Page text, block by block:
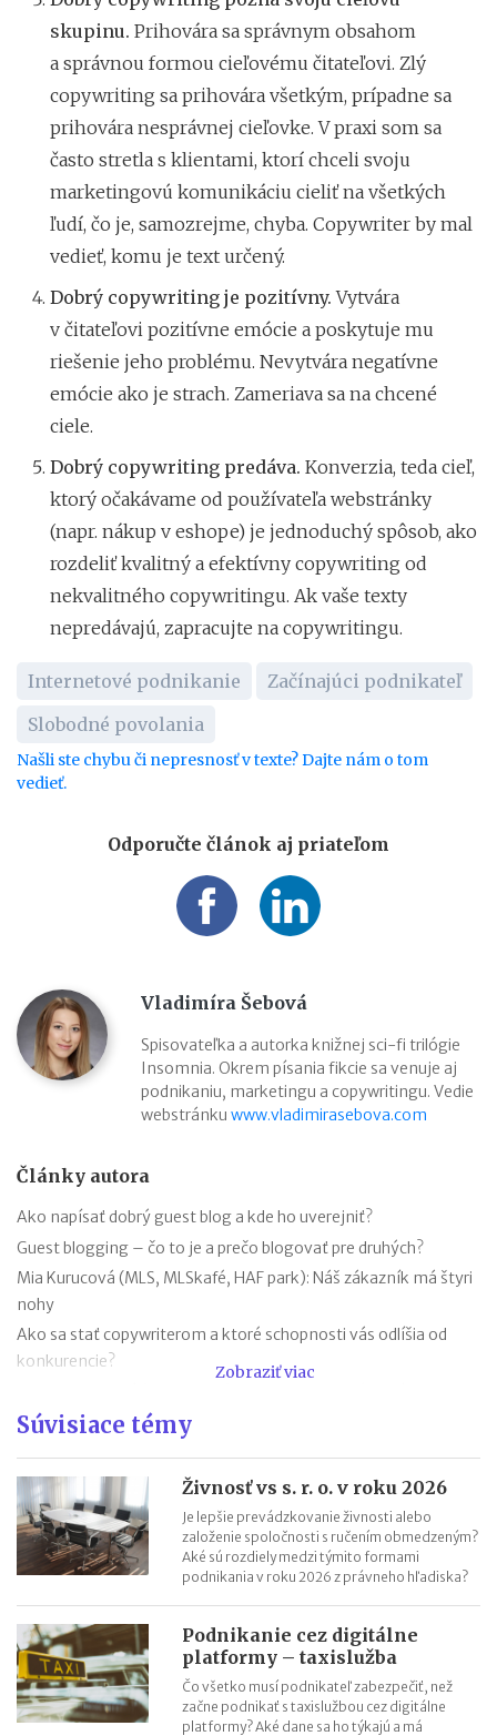
skupinu. Prihovára sa správnym obsahom
a správnou formou cieľovému čitateľovi. Zlý
copywriting sa prihovára všetkým, prípadne sa
prihovára nesprávnej cieľovke. V praxi som sa
často stretla s klientami, ktorí chceli svoju
marketingovú komunikáciu cieliť na všetkých
ľudí, čo je, samozrejme, chyba. Copywriter by mal
vedieť, komu je text určený.
Dobrý copywriting je pozitívny. Vytvára
v čitateľovi pozitívne emócie a poskytuje mu
riešenie jeho problému. Nevytvára negatívne
emócie ako je strach. Zameriava sa na chcené
ciele.
Dobrý copywriting predáva. Konverzia, teda cieľ,
ktorý očakávame od používateľa webstránky
(napr. nákup v eshope) je jednoduchý spôsob, ako
rozdeliť kvalitný a efektívny copywriting od
nekvalitného copywritingu. Ak vaše texty
nepredávajú, zapracujte na copywritingu.
Internetové podnikanie
Začínajúci podnikateľ
Slobodné povolania
Našli ste chybu či nepresnosť v texte? Dajte nám o tom
vedieť.
Odporučte článok aj priateľom
Vladimíra Šebová
Spisovateľka a autorka knižnej sci-fi trilógie
Insomnia. Okrem písania fikcie sa venuje aj
podnikaniu, marketingu a copywritingu. Vedie
webstránku www.vladimirasebova.com
Články autora
Ako napísať dobrý guest blog a kde ho uverejniť?
Guest blogging – čo to je a prečo blogovať pre druhých?
Mia Kurucová (MLS, MLSkafé, HAF park): Náš zákazník má štyri
nohy
Ako sa stať copywriterom a ktoré schopnosti vás odlíšia od
konkurencie?
Kto je copywriter a kedy si objednať jeho služby?
Čo je ghostwriting a ako sa odlišuje od copywritingu?
Kto je ghostwriter a kedy si ho najať na napísanie knihy?
Prečo napísať knihu? 7 dôvodov, ktoré by vás mohli presvedčiť
Zobraziť viac
Súvisiace témy
Živnosť vs s. r. o. v roku 2026
Je lepšie prevádzkovanie živnosti alebo
založenie spoločnosti s ručením obmedzeným?
Aké sú rozdiely medzi týmito formami
podnikania v roku 2026 z právneho hľadiska?
Podnikanie cez digitálne
platformy – taxislužba
Čo všetko musí podnikateľ zabezpečiť, než
začne podnikať s taxislužbou cez digitálne
platformy? Aké dane sa ho týkajú a má